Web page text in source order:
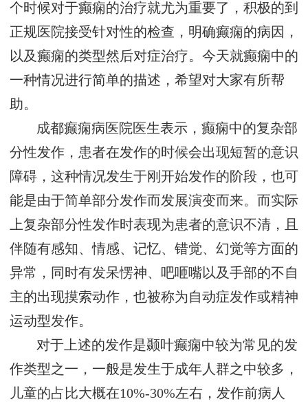
个时候对于癫痫的治疗就尤为重要了，积极的到
正规医院接受针对性的检查，明确癫痫的病因，
以及癫痫的类型然后对症治疗。今天就癫痫中的
一种情况进行简单的描述，希望对大家有所帮
助。
成都癫痫病医院医生表示，癫痫中的复杂部
分性发作，患者在发作的时候会出现短暂的意识
障碍，这种情况发生于刚开始发作的阶段，也可
能是由于简单部分发作而发展演变而来。而实际
上复杂部分性发作时表现为患者的意识不清，且
伴随有感知、情感、记忆、错觉、幻觉等方面的
异常，同时有发呆愣神、吧咂嘴以及手部的不自
主的出现摸索动作，也被称为自动症发作或精神
运动型发作。
对于上述的发作是颞叶癫痫中较为常见的发
作类型之一，一般是发生于成年人群之中较多，
儿童的占比大概在10%-30%左右，发作前病人